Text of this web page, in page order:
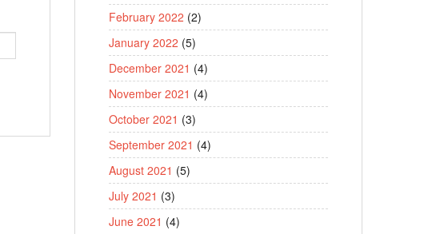
February 2022 (2)
January 2022 (5)
December 2021 (4)
November 2021 (4)
October 2021 (3)
September 2021 (4)
August 2021 (5)
July 2021 (3)
June 2021 (4)